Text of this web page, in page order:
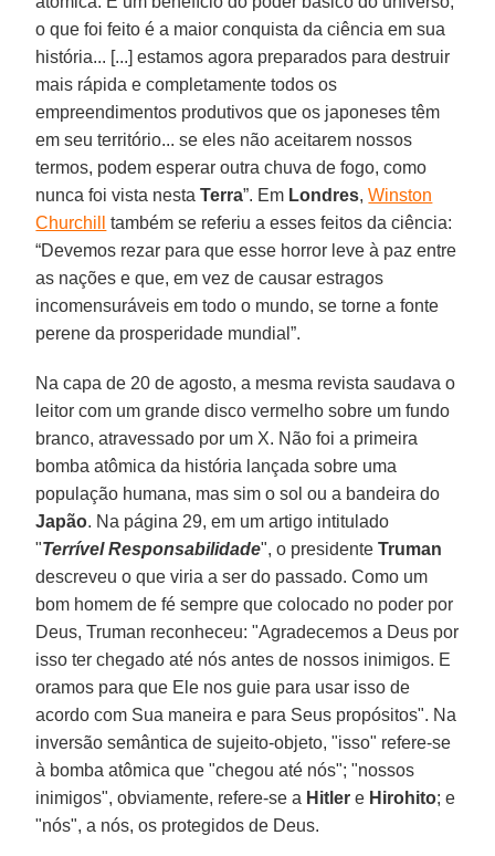
o que foi feito é a maior conquista da ciência em sua
história... [...] estamos agora preparados para destruir
mais rápida e completamente todos os
empreendimentos produtivos que os japoneses têm
em seu território... se eles não aceitarem nossos
termos, podem esperar outra chuva de fogo, como
nunca foi vista nestaTerra”. Em Londres,Winston
Churchill
também se referiu a esses feitos da ciência:
“Devemos rezar para que esse horror leve à paz entre
as nações e que, em vez de causar estragos
incomensuráveis em todo o mundo, se torne a fonte
perene da prosperidade mundial”.
Na capa de 20 de agosto, a mesma revista saudava o
leitor com um grande disco vermelho sobre um fundo
branco, atravessado por um X. Não foi a primeira
bomba atômica da história lançada sobre uma
população humana, mas sim o sol ou a bandeira do
Japão. Na página 29, em um artigo intitulado
"Terrível Responsabilidade", o presidenteTruman
descreveu o que viria a ser do passado. Como um
bom homem de fé sempre que colocado no poder por
Deus, Truman reconheceu: "Agradecemos a Deus por
isso ter chegado até nós antes de nossos inimigos. E
oramos para que Ele nos guie para usar isso de
acordo com Sua maneira e para Seus propósitos". Na
inversão semântica de sujeito-objeto, "isso" refere-se
à bomba atômica que "chegou até nós"; "nossos
inimigos", obviamente, refere-se a Hitlere Hirohito; e
"nós", a nós, os protegidos de Deus.